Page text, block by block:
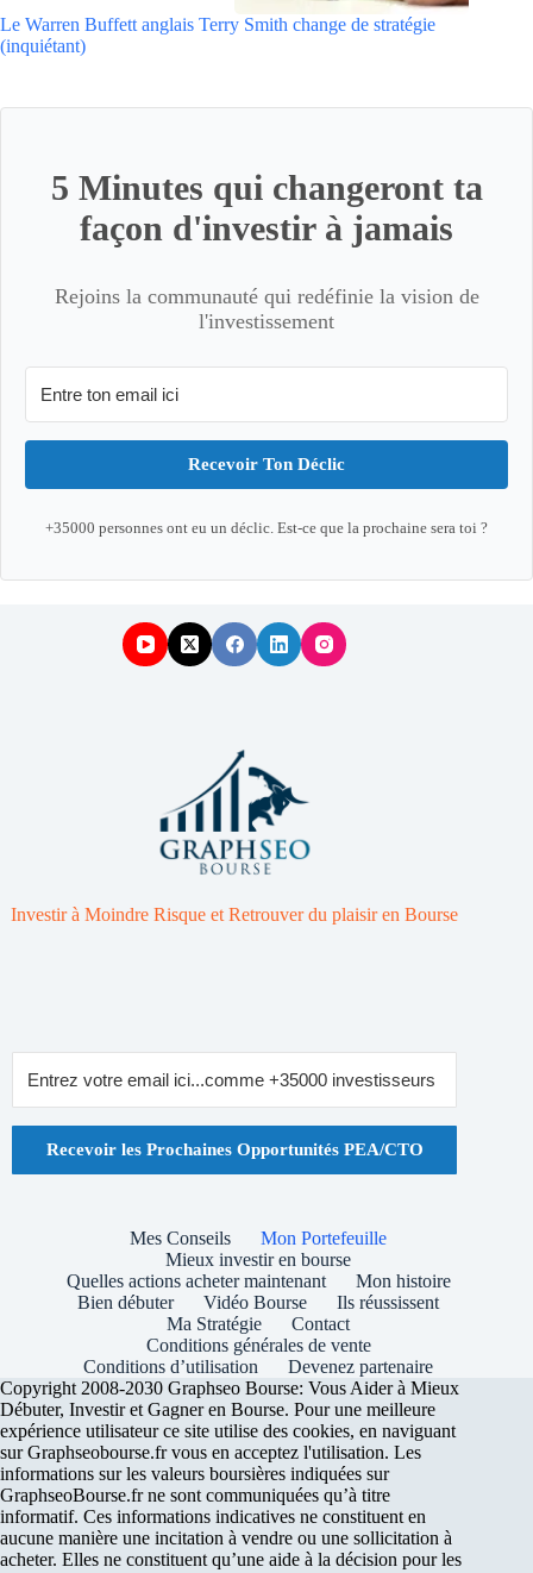
Le Warren Buffett anglais Terry Smith change de stratégie
(inquiétant)
5 Minutes qui changeront ta
façon d'investir à jamais
Rejoins la communauté qui redéfinie la vision de
l'investissement
Recevoir Ton Déclic
+35000 personnes ont eu un déclic. Est-ce que la prochaine sera toi ?
Investir à Moindre Risque et Retrouver du plaisir en Bourse
Recevoir les Prochaines Opportunités PEA/CTO
Mes Conseils
Mon Portefeuille
Mieux investir en bourse
Quelles actions acheter maintenant
Mon histoire
Bien débuter
Vidéo Bourse
Ils réussissent
Ma Stratégie
Contact
Conditions générales de vente
Conditions d’utilisation
Devenez partenaire
Copyright 2008-2030 Graphseo Bourse: Vous Aider à Mieux
Débuter, Investir et Gagner en Bourse. Pour une meilleure
expérience utilisateur ce site utilise des cookies, en naviguant
sur Graphseobourse.fr vous en acceptez l'utilisation. Les
informations sur les valeurs boursières indiquées sur
GraphseoBourse.fr ne sont communiquées qu’à titre
informatif. Ces informations indicatives ne constituent en
aucune manière une incitation à vendre ou une sollicitation à
acheter. Elles ne constituent qu’une aide à la décision pour les